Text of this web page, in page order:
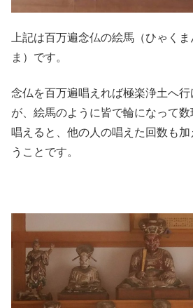
上記は百万遍念仏の絵馬（ひゃくま
ま）です。
念仏を百万遍唱えれば極楽浄土へ
が、絵馬のように皆で輪になって
唱えると、他の人の唱えた回数も
うことです。